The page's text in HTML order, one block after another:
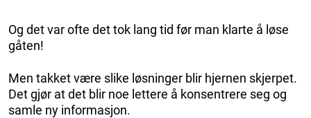
Og det var ofte det tok lang tid før man klarte å løse
gåten!
Men takket være slike løsninger blir hjernen skjerpet.
Det gjør at det blir noe lettere å konsentrere seg og
samle ny informasjon.